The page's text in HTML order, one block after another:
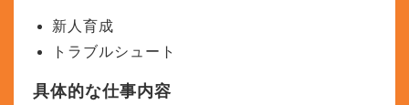
新人育成
トラブルシュート
具体的な仕事内容